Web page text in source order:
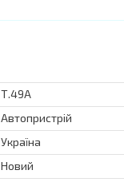
Т.49А
Автопристрій
Україна
Новий